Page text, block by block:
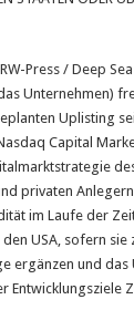
Press / Deep Sea
Unternehmen)
Uplisting
Capital
privaten
im Laufe der
USA, sofern
ergänzen und
Entwicklungsziele